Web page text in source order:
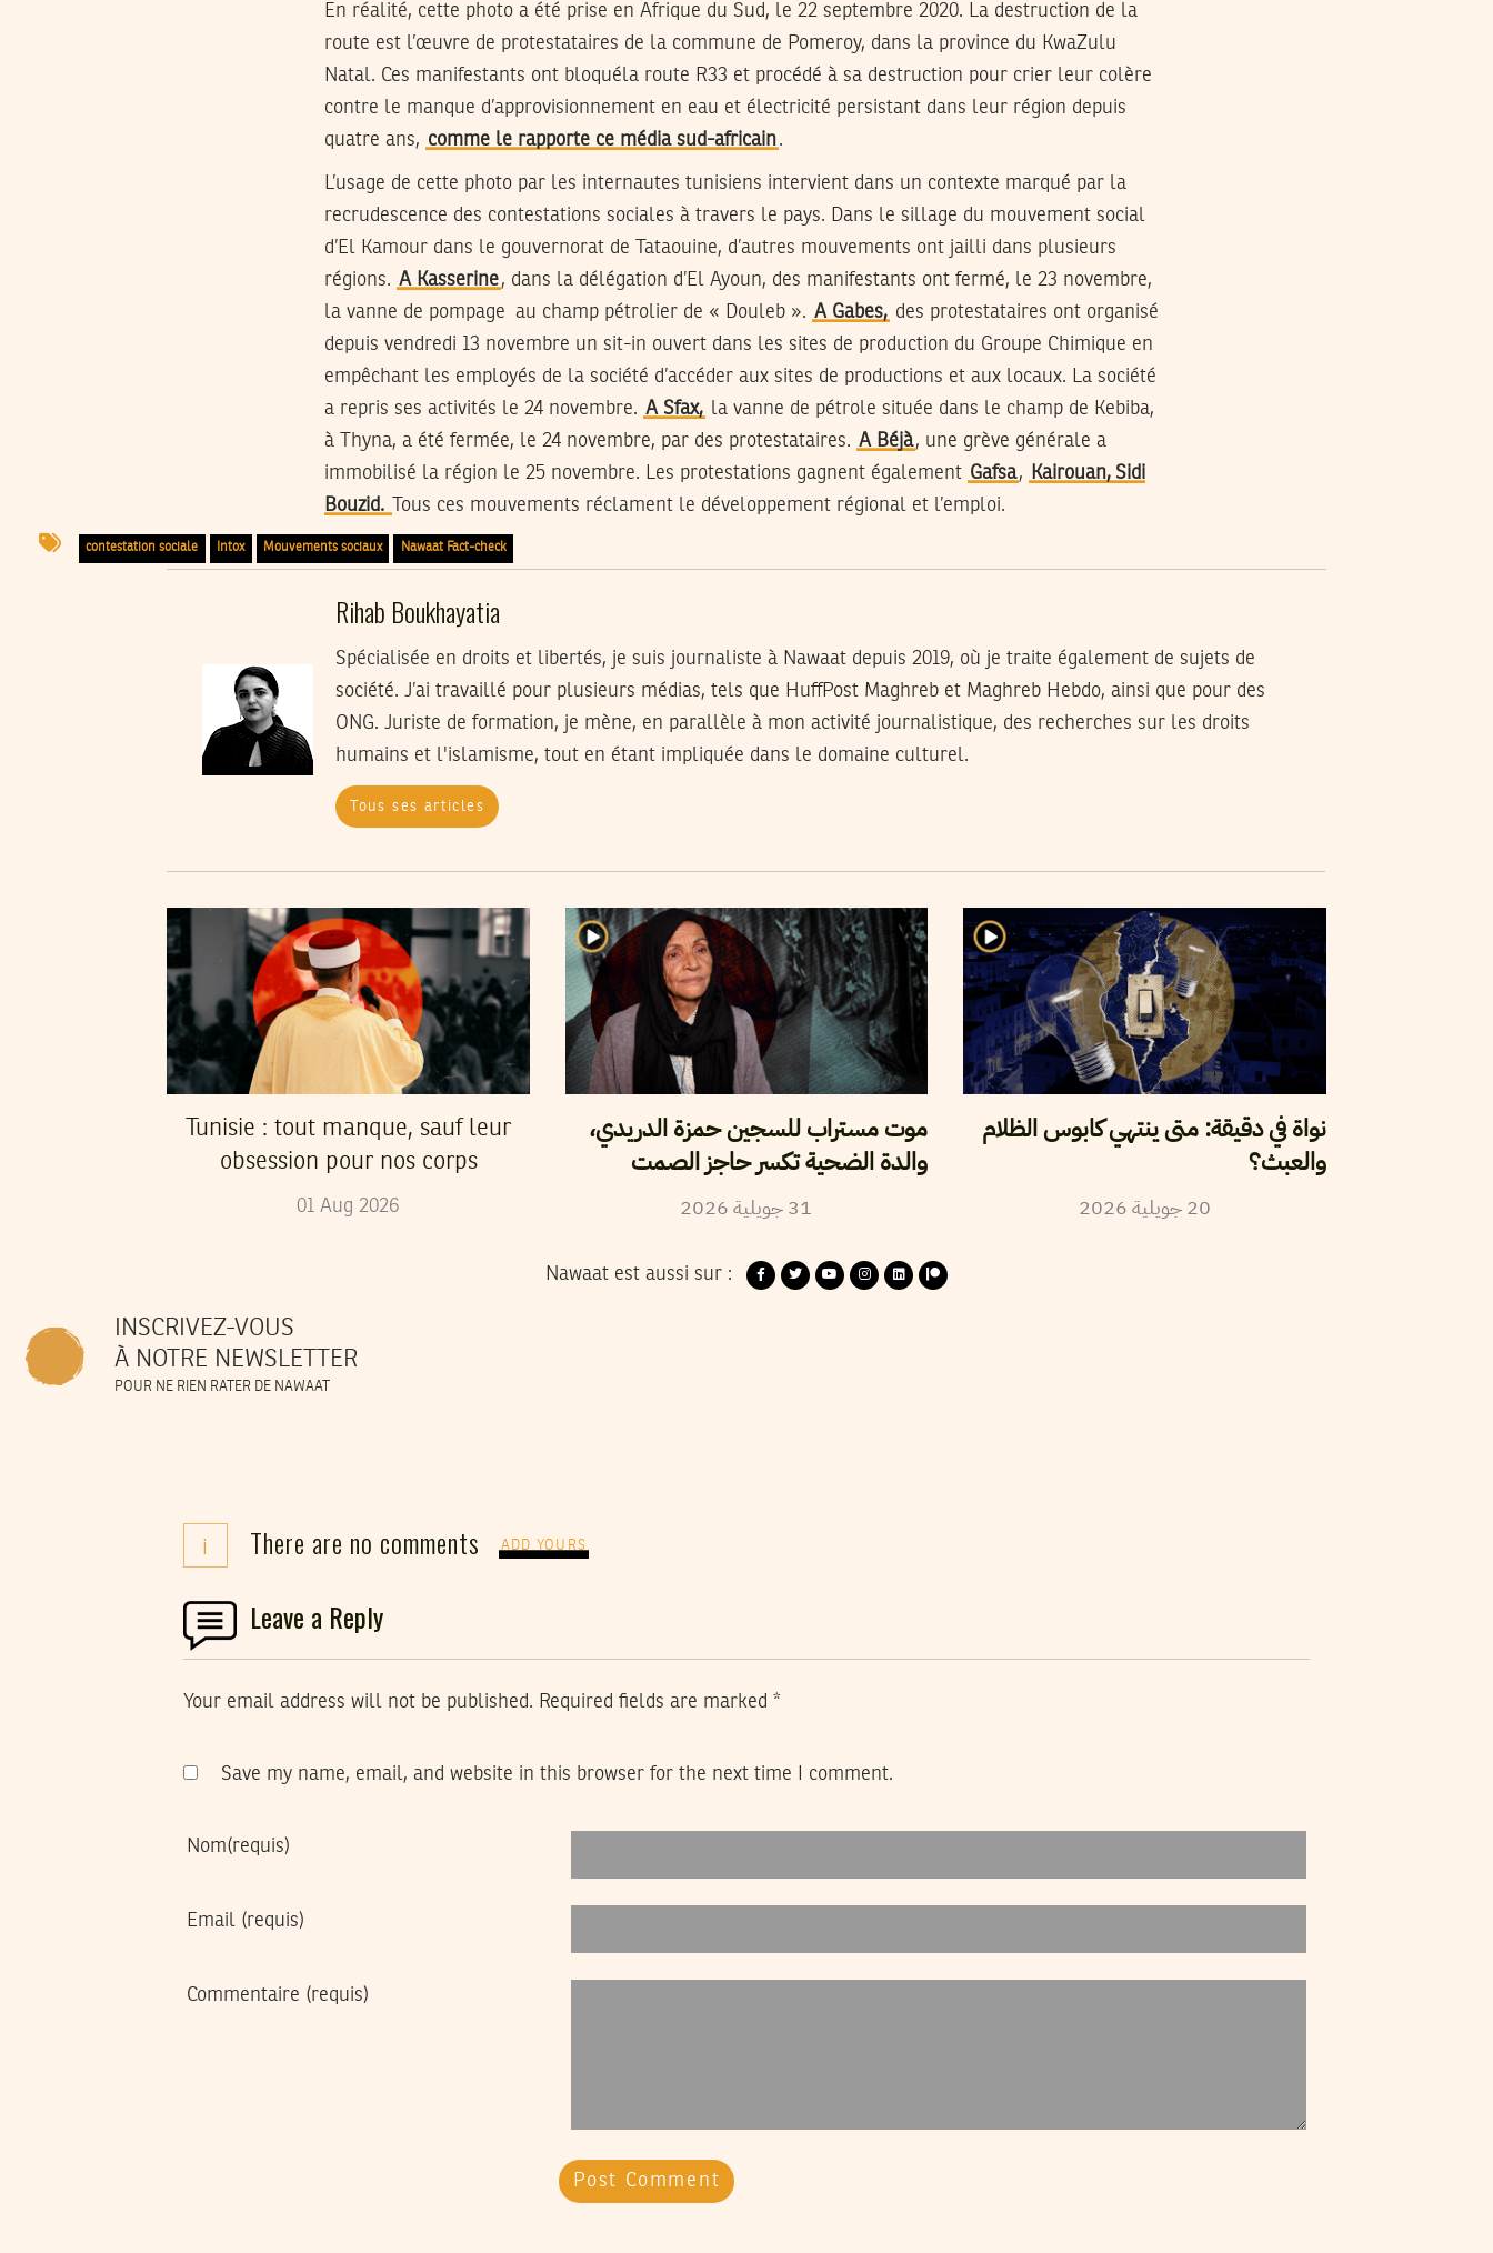
En réalité, cette photo a été prise en Afrique du Sud, le 22 septembre 2020. La destruction de la
route est l’œuvre de protestataires de la commune de Pomeroy, dans la province du KwaZulu
Natal. Ces manifestants ont bloquéla route R33 et procédé à sa destruction pour crier leur colère
contre le manque d’approvisionnement en eau et électricité persistant dans leur région depuis
quatre ans, comme le rapporte ce média sud-africain.
L’usage de cette photo par les internautes tunisiens intervient dans un contexte marqué par la
recrudescence des contestations sociales à travers le pays. Dans le sillage du mouvement social
d’El Kamour dans le gouvernorat de Tataouine, d’autres mouvements ont jailli dans plusieurs
régions. A Kasserine, dans la délégation d’El Ayoun, des manifestants ont fermé, le 23 novembre,
la vanne de pompage au champ pétrolier de « Douleb ». A Gabes, des protestataires ont organisé
depuis vendredi 13 novembre un sit-in ouvert dans les sites de production du Groupe Chimique en
empêchant les employés de la société d’accéder aux sites de productions et aux locaux. La société
a repris ses activités le 24 novembre. A Sfax, la vanne de pétrole située dans le champ de Kebiba,
à Thyna, a été fermée, le 24 novembre, par des protestataires. A Béjà, une grève générale a
immobilisé la région le 25 novembre. Les protestations gagnent également Gafsa, Kairouan, Sidi
Bouzid.
Tous ces mouvements réclament le développement régional et l’emploi.
contestation sociale Intox Mouvements sociaux Nawaat Fact-check
Rihab Boukhayatia
Spécialisée en droits et libertés, je suis journaliste à Nawaat depuis 2019, où je traite également de sujets de
société. J’ai travaillé pour plusieurs médias, tels que HuffPost Maghreb et Maghreb Hebdo, ainsi que pour des
ONG. Juriste de formation, je mène, en parallèle à mon activité journalistique, des recherches sur les droits
humains et l'islamisme, tout en étant impliquée dans le domaine culturel.
Tous ses articles
Tunisie : tout manque, sauf leur
obsession pour nos corps
01 Aug 2026
موت مستراب للسجين حمزة الدريدي،
والدة الضحية تكسر حاجز الصمت
31جويلية 2026
نواة في دقيقة: متى ينتهي كابوس الظلام
والعبث؟
20جويلية2026
Nawaat est aussi sur :
INSCRIVEZ-VOUS
À NOTRE NEWSLETTER
POUR NE RIEN RATER DE NAWAAT
i There are no comments ADD YOURS
Leave a Reply
Your email address will not be published. Required fields are marked*
Save my name, email, and website in this browser for the next time I comment.
Nom(requis)
Email (requis)
Commentaire (requis)